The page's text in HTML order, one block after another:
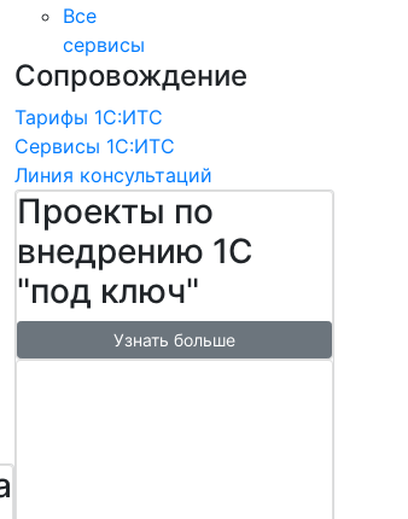
Все
сервисы
Сопровождение
Тарифы 1С:ИТС
Сервисы 1С:ИТС
Линия консультаций
Проекты по
внедрению 1С
"под ключ"
Узнать больше